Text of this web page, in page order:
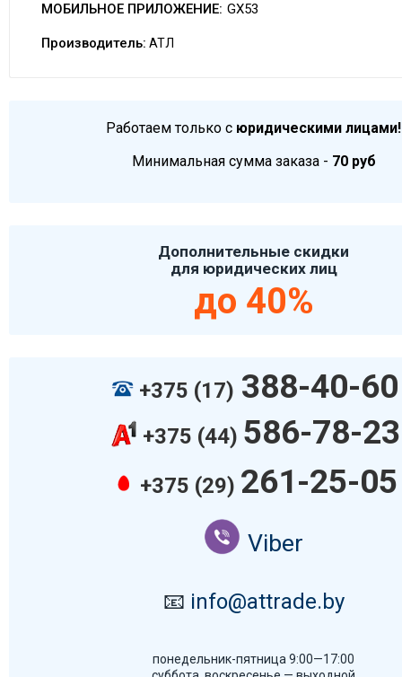
МОБИЛЬНОЕ ПРИЛОЖЕНИЕ: GX53
Производитель: АТЛ
Работаем только с юридическими лицами!
Минимальная сумма заказа - 70 руб
Дополнительные скидки
для юридических лиц
до 40%
+375 (17) 388-40-60
+375 (44) 586-78-23
+375 (29) 261-25-05
Viber
📧 info@attrade.by
понедельник-пятница 9:00—17:00